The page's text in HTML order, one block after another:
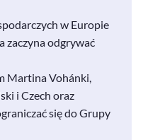
w Europie
zaczyna odgrywać
Martina Vohánki,
i Czech oraz
się do Grupy